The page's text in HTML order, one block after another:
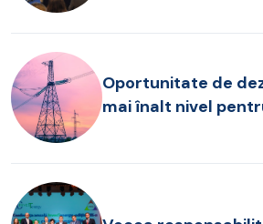
Oportunitate de
mai înalt nivel